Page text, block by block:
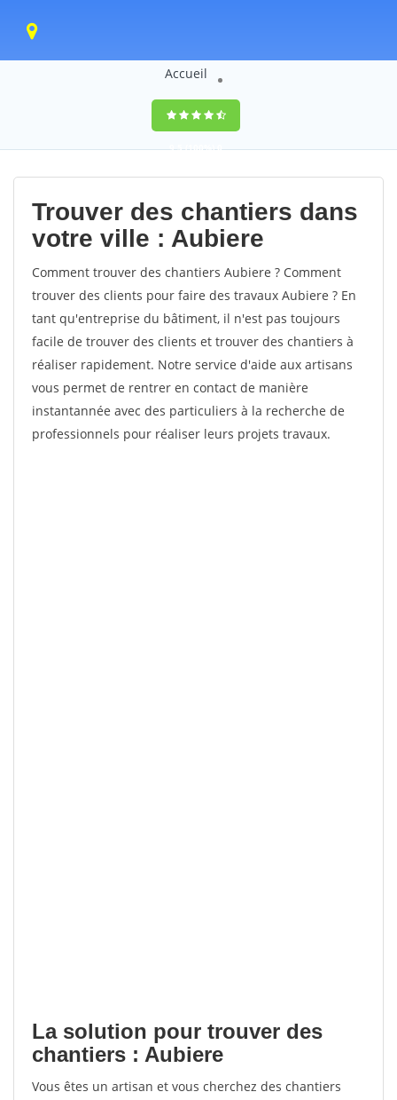
Accueil
9,5(100%)0
votes
Trouver des chantiers dans
votre ville : Aubiere
Comment trouver des chantiers Aubiere ? Comment
trouver des clients pour faire des travaux Aubiere ? En
tant qu'entreprise du bâtiment, il n'est pas toujours
facile de trouver des clients et trouver des chantiers à
réaliser rapidement. Notre service d'aide aux artisans
vous permet de rentrer en contact de manière
instantannée avec des particuliers à la recherche de
professionnels pour réaliser leurs projets travaux.
La solution pour trouver des
chantiers : Aubiere
Vous êtes un artisan et vous cherchez des chantiers